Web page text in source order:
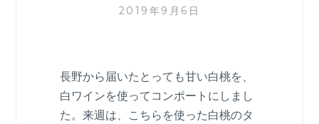
2019年9月6日
長野から届いたとっても甘い白桃を、
白ワインを使ってコンポートにしまし
た。来週は、こちらを使った白桃のタ